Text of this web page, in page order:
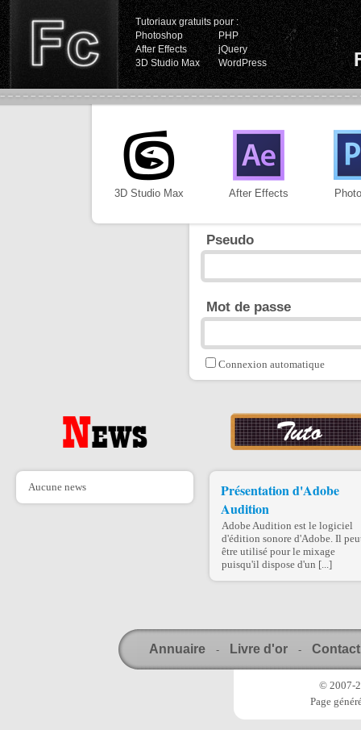
Tutoriaux gratuits pour :
Photoshop
PHP
After Effects
jQuery
3D Studio Max
WordPress
3D Studio Max After Effects
Pseudo
Mot de passe
Connexion automatique
Aucune news
Présentation d'Adobe
Audition
Adobe Audition est le logiciel
d'édition sonore d'Adobe. Il
être utilisé pour le mixage
puisqu'il dispose d'un [...]
Annuaire - Livre d'or - Contact
© 2007-
Page